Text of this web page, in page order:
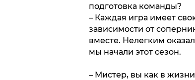
подготовка команды?
– Каждая игра имеет
зависимости от
вместе. Нелегким
мы начали этот сезон.
– Мистер, вы как в